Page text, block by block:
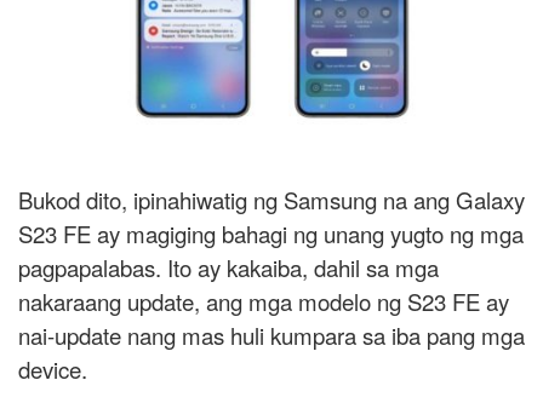
Bukod dito, ipinahiwatig ng Samsung na ang Galaxy
S23 FE ay magiging bahagi ng unang yugto ng mga
pagpapalabas. Ito ay kakaiba, dahil sa mga
nakaraang update, ang mga modelo ng S23 FE ay
nai-update nang mas huli kumpara sa iba pang mga
device.